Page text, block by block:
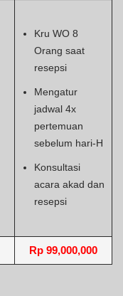
Kru WO 8
Orang saat
resepsi
Mengatur
jadwal 4x
pertemuan
sebelum hari-H
Konsultasi
acara akad dan
resepsi
Rp 99,000,000